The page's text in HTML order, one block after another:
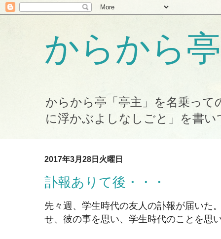
からから
からから亭「亭主」を名乗っ
に浮かぶよしなしごと」を書い
2017年3月28日火曜日
訃報ありて後・・・
先々週、学生時代の友人の訃報が届いた
せ、彼の事を思い、学生時代のことを思